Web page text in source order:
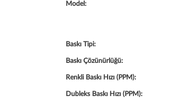
Model:
Baskı Tipi:
Baskı Çözünürlüğü:
Renkli Baskı Hızı (PPM):
Dubleks Baskı Hızı (PPM):